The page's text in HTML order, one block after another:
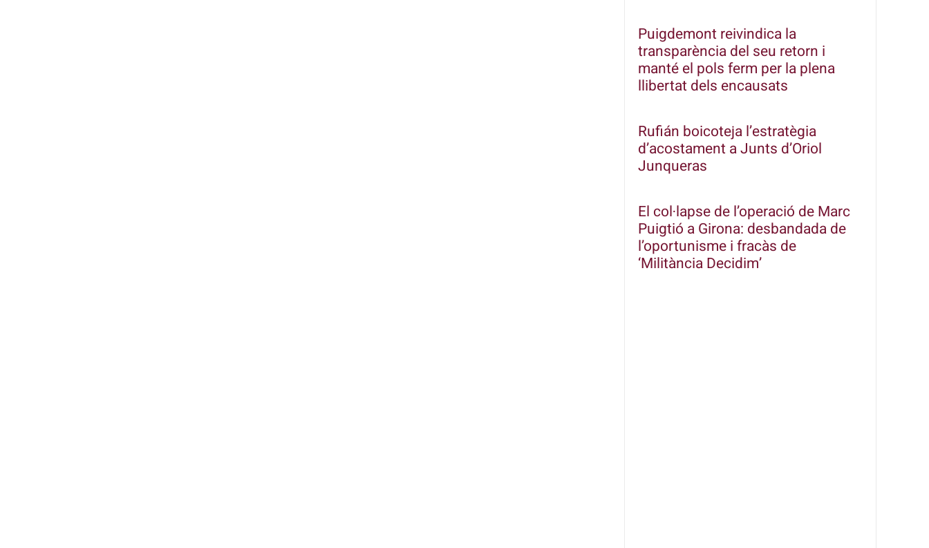
Puigdemont reivindica la
transparència del seu retorn i
manté el pols ferm per la plena
llibertat dels encausats
Rufián boicoteja l’estratègia
d’acostament a Junts d’Oriol
Junqueras
El col·lapse de l’operació de Marc
Puigtió a Girona: desbandada de
l’oportunisme i fracàs de
‘Militància Decidim’